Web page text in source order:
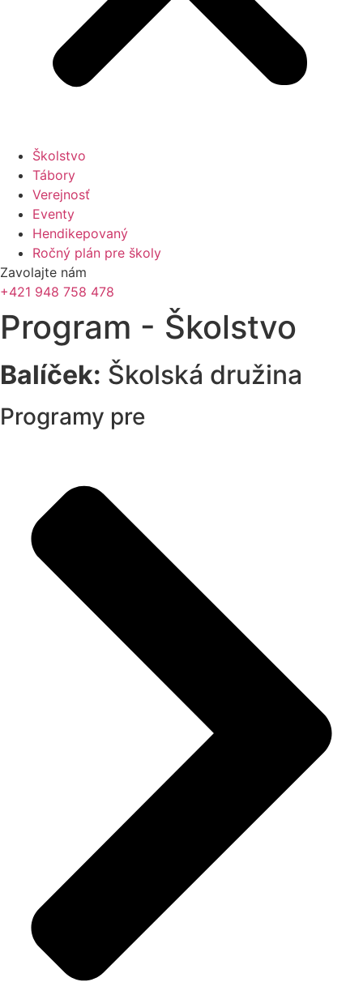
Školstvo
Tábory
Verejnosť
Eventy
Hendikepovaný
Ročný plán pre školy
Zavolajte nám
+421 948 758 478
Program - Školstvo
Balíček: Školská družina
Programy pre